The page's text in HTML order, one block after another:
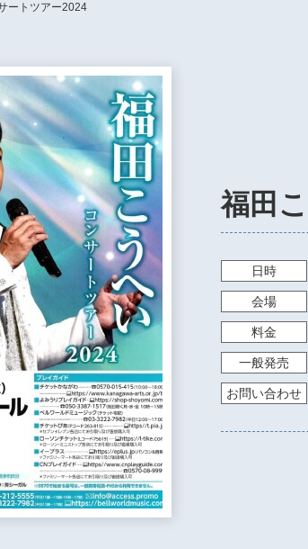
ートツアー2024
福田
日時
会場
料金
一般発売
お問い合わせ